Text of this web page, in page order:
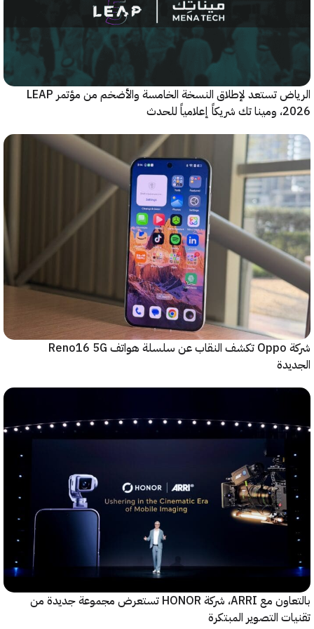
الرياض تستعد لإطلاق النسخة الخامسة والأضخم من مؤتمر LEAP
للحدث
شركة Oppo تكشف النقاب عن سلسلة هواتف Reno16 5G
بالتعاون مع ARRI، شركة HONOR تستعرض مجموعة جديدة من
التصوير المبتكرة